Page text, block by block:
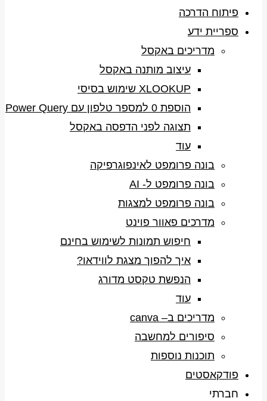
פיתוח הדרכה
ספריית ידע
מדריכים באקסל
עיצוב מותנה באקסל
XLOOKUP שימוש בסיסי
הוספת 0 למספר טלפון עם Power Query
תצוגה לפני הדפסה באקסל
עוד
בונה פרומפט לאינפוגרפיקה
בונה פרומפט ל- AI
בונה פרומפט למצגות
מדרכים פאוור פוינט
חיפוש תמונות לשימוש בחינם
איך להפוך מצגת לווידאו?
הנפשת טקסט מדורג
עוד
מדריכים ב– canva
סיפורים למחשבה
תוכנות נוספות
פודקאסטים
חברתי